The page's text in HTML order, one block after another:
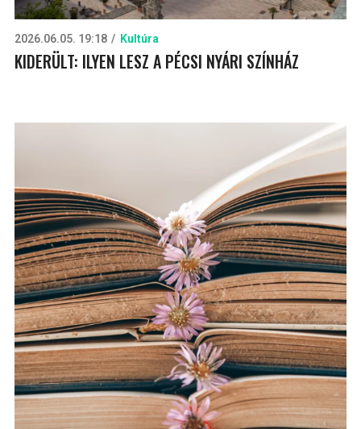
2026.06.05. 19:18 Kultúra
KIDERÜLT: ILYEN LESZ A PÉCSI NYÁRI SZÍNHÁZ